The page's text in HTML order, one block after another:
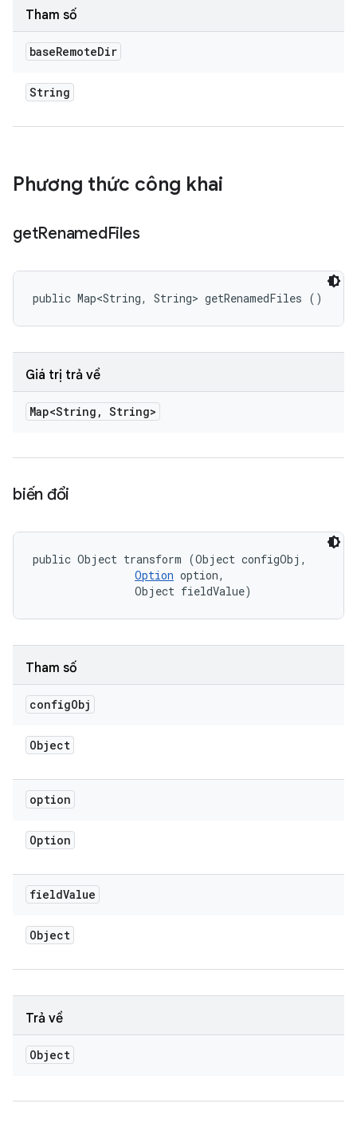
Tham số
baseRemoteDir
String
Phương thức công khai
getRenamedFiles
public Map<String, String> getRenamedFiles ()
Giá trị trả về
Map<String , String>
biến đổi
public Object transform (Object configObj,
Option option,
                Object fieldValue)
Tham số
configObj
Object
option
Option
fieldValue
Object
Trả về
Object